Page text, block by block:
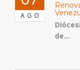
AGO
de...